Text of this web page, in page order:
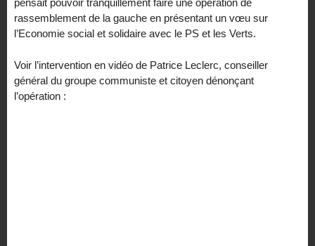
pensait pouvoir tranquillement faire une opération de
rassemblement de la gauche en présentant un vœu sur
l’Economie social et solidaire avec le PS et les Verts.
Voir l’intervention en vidéo de Patrice Leclerc, conseiller
général du groupe communiste et citoyen dénonçant
l’opération :